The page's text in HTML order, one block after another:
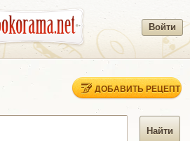
Войти
ДОБАВИТЬ РЕЦЕПТ